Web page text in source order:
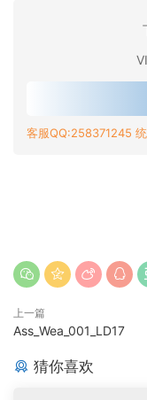
客服QQ:258371245
上一篇
Ass_Wea_001_LD17
猜你喜欢